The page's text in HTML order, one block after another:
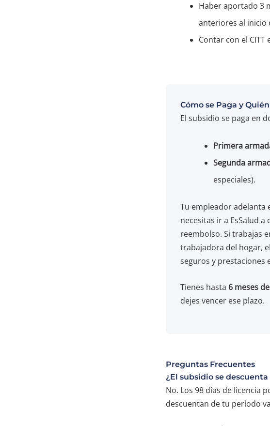
Haber aportado 3
anteriores al inicio
Contar con el
Cómo se Paga y
El subsidio se paga en
Primera
Segunda
especiales).
Tu empleador adelanta
necesitas ir a EsSalud
reembolso. Si trabajas
trabajadora del hogar,
seguros y prestaciones
Tienes hasta 6 meses
dejes vencer ese plazo.
Preguntas Frecuentes
¿El subsidio se
No. Los 98 días de licencia
descuentan de tu período